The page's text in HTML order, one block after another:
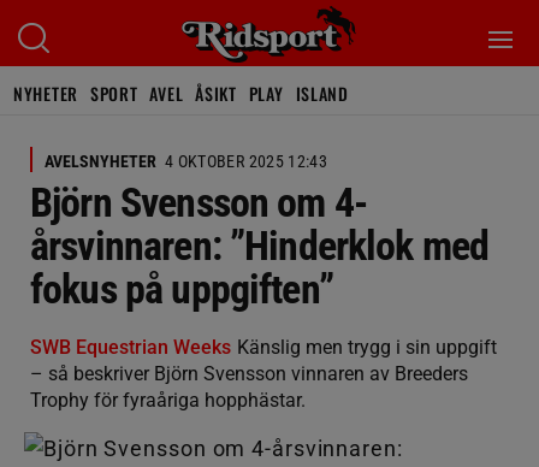
NYHETER SPORT AVEL ÅSIKT PLAY ISLAND
AVELSNYHETER 4 OKTOBER 2025 12:43
Björn Svensson om 4-
årsvinnaren: ”Hinderklok med
fokus på uppgiften”
SWB Equestrian Weeks Känslig men trygg i sin uppgift
– så beskriver Björn Svensson vinnaren av Breeders
Trophy för fyraåriga hopphästar.